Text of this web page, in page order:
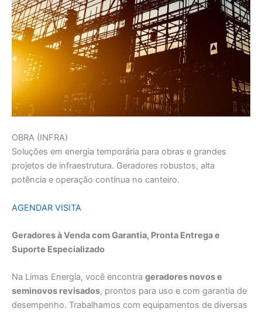
OBRA (INFRA)
Soluções em energia temporária para obras e grandes
projetos de infraestrutura. Geradores robustos, alta
potência e operação contínua no canteiro.
AGENDAR VISITA
Geradores à Venda com Garantia, Pronta Entrega e
Suporte Especializado
Na Limas Energia, você encontra geradores novos e
seminovos revisados, prontos para uso e com garantia de
desempenho. Trabalhamos com equipamentos de diversas